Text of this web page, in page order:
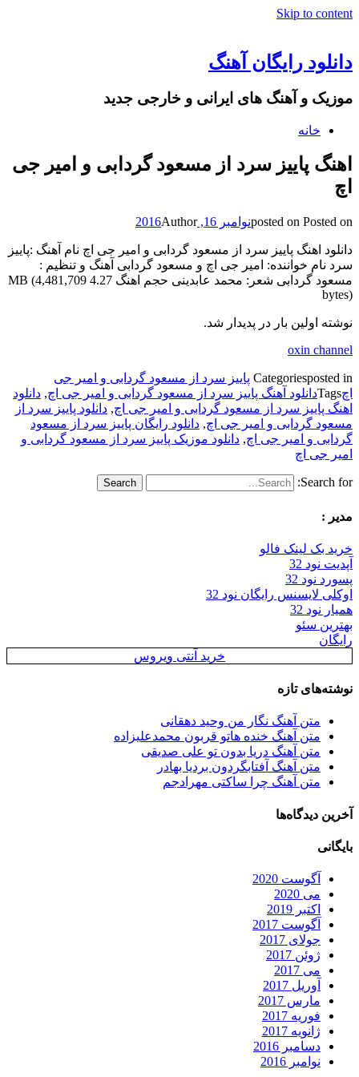
Skip to content
دانلود رایگان آهنگ
موزیک و آهنگ های ایرانی و خارجی جدید
خانه
اهنگ پاییز سرد از مسعود گردابی و امیر جی
اچ
posted on Posted on نوامبر 16, 2016 Author
دانلود اهنگ پاییز سرد از مسعود گردابی و امیر جی اچ نام آهنگ :پاییز
سرد نام خواننده: امیر جی اچ و مسعود گردابی آهنگ و تنظیم :
مسعود گردابی شعر: محمد عابدینی حجم اهنگ 4.27 MB (4,481,709
bytes)
نوشته اولین بار در پدیدار شد.
oxin channel
Categoriesposted in
پاییز سرد از مسعود گردابی و امیر جی
اچTagsدانلود آهنگ پاییز سرد از مسعود گردابی و امیر جی اچ, دانلود
اهنگ پاییز سرد از مسعود گردابی و امیر جی اچ, دانلود پاییز سرد از
مسعود گردابی و امیر جی اچ, دانلود رایگان پاییز سرد از مسعود
گردابی و امیر جی اچ, دانلود موزیک پاییز سرد از مسعود گردابی و
امیر جی اچ
Search for:
مدیر :
خرید بک لینک فالو
آپدیت نود 32
پسورد نود 32
اوکلی لایسنس رایگان نود 32
همیار نود 32
بهترین سئو
رایگان
خرید آنتی ویروس
نوشته‌های تازه
متن آهنگ نگار من وحید دهقانی
متن آهنگ خنده هاتو قربون محمدعلیزاده
متن آهنگ دریا بدون تو علی صدیقی
متن آهنگ آفتابگردون بردیا بهادر
متن آهنگ چرا ساکتی مهرادجم
آخرین دیدگاه‌ها
بایگانی
آگوست 2020
می 2020
اکتبر 2019
آگوست 2017
جولای 2017
ژوئن 2017
می 2017
آوریل 2017
مارس 2017
فوریه 2017
ژانویه 2017
دسامبر 2016
نوامبر 2016